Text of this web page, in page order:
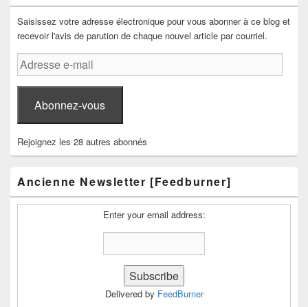
Saisissez votre adresse électronique pour vous abonner à ce blog et
recevoir l'avis de parution de chaque nouvel article par courriel.
Adresse
e-
mail
Abonnez-vous
Rejoignez les 28 autres abonnés
Ancienne Newsletter [Feedburner]
Enter your email address:
Delivered by FeedBurner